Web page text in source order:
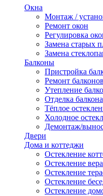
Окна
Монтаж /
Ремонт окон
Регулировка
Замена старых
Замена
Балконы
Пристройка
Ремонт балконов
Утепление
Отделка балкона
Тёплое
Холодное
Демонтаж/
Двери
Дома и коттеджи
Остекление
Остекление
Остекление
Остекление
Остекление